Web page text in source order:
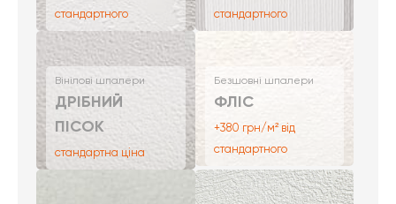
стандартного
стандартного
Вінілові шпалери
ДРІБНИЙ
ПІСОК
стандартна ціна
Безшовні шпалери
ФЛІС
+380 грн/м² від
стандартного